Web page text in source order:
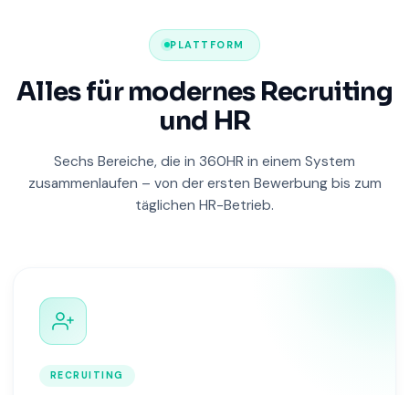
PLATTFORM
Alles für modernes Recruiting
und HR
Sechs Bereiche, die in 360HR in einem System
zusammenlaufen – von der ersten Bewerbung bis zum
täglichen HR-Betrieb.
RECRUITING